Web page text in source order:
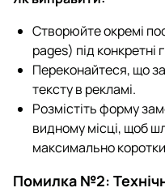
Створюйте окремі
pages) під конкретні
Переконайтеся, що
тексту в рекламі.
Розмістіть форму
видному місці, щоб
максимально
Помилка №2: